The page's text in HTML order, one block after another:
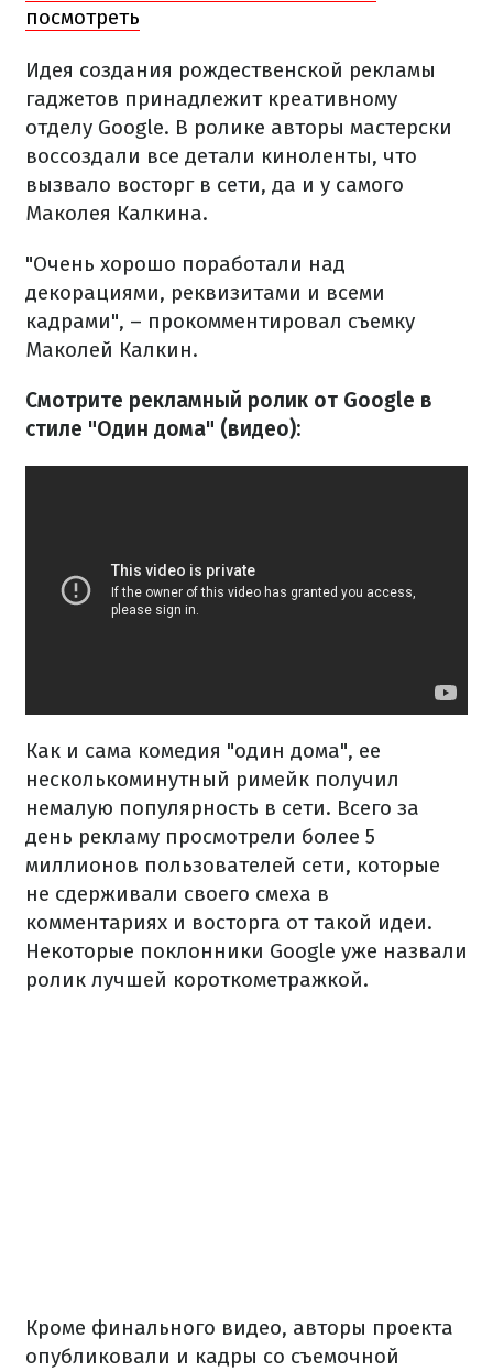
посмотреть
Идея создания рождественской рекламы
гаджетов принадлежит креативному
отделу Google. В ролике авторы мастерски
воссоздали все детали киноленты, что
вызвало восторг в сети, да и у самого
Маколея Калкина.
"Очень хорошо поработали над
декорациями, реквизитами и всеми
кадрами", – прокомментировал съемку
Маколей Калкин.
Смотрите рекламный ролик от Google в
стиле "Один дома" (видео):
Как и сама комедия "один дома", ее
несколькоминутный римейк получил
немалую популярность в сети. Всего за
день рекламу просмотрели более 5
миллионов пользователей сети, которые
не сдерживали своего смеха в
комментариях и восторга от такой идеи.
Некоторые поклонники Google уже назвали
ролик лучшей короткометражкой.
Кроме финального видео, авторы проекта
опубликовали и кадры со съемочной